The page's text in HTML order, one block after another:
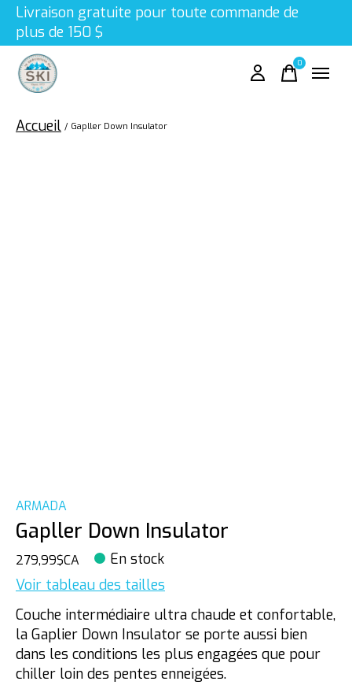
Livraison gratuite pour toute commande de
plus de 150 $
0items
Accueil / Gapller Down Insulator
ARMADA
Gapller Down Insulator
279,99$CA En stock
Voir tableau des tailles
Couche intermédiaire ultra chaude et confortable,
la Gaplier Down Insulator se porte aussi bien
dans les conditions les plus engagées que pour
chiller loin des pentes enneigées.